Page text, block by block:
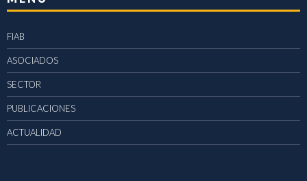
FIAB
ASOCIADOS
SECTOR
PUBLICACIONES
ACTUALIDAD